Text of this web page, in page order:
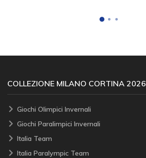
COLLEZIONE MILANO CORTINA 2026
Giochi Olimpici Invernali
Giochi Paralimpici Invernali
Italia Team
Italia Paralympic Team